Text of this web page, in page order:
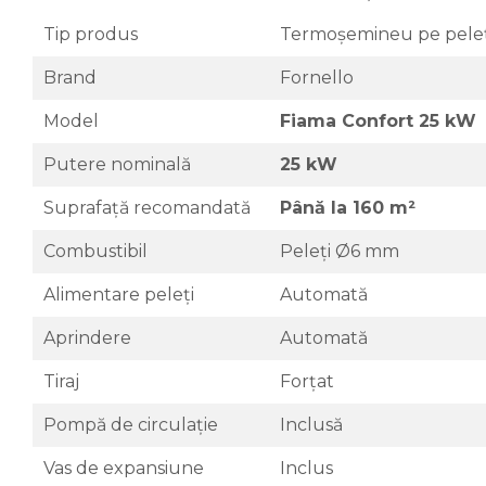
Accesorii baie
Cabine de dus
Sifoane si rigole
Tip produs Termoșemineu pe
Brand Fornello
Model Fiama Confort 25 kW
Putere nominală 25 kW
Suprafață recomandată Până la 160 m²
Combustibil Peleți Ø6 mm
Alimentare peleți Automată
Aprindere Automată
Tiraj Forțat
Pompă de circulație Inclusă
Vas de expansiune Inclus